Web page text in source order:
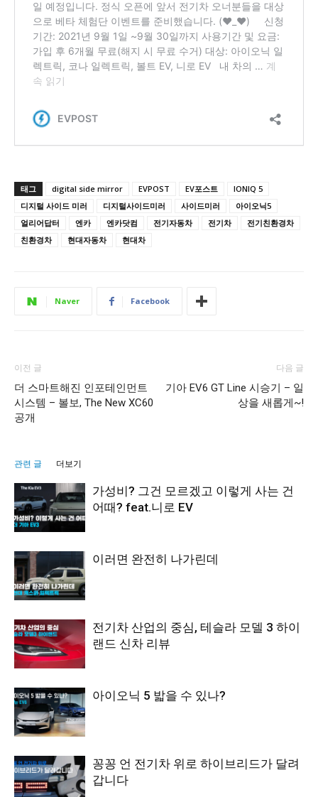
태그 digital side mirror EVPOST EV포스트
IONIQ 5
디지털 사이드 미러
디지털사이드미러 사이드미러
아이오닉5
얼리어답터
엔카 엔카닷컴 전기자동차 전기차
전기친환경차
친환경차
현대자동차 현대차
Naver Facebook
이전 글
더 스마트해진 인포테인먼트
시스템 – 볼보, The New XC60
공개
다음 글
기아 EV6 GT Line 시승기 – 일
상을 새롭게~!
관련 글 더보기
가성비? 그건 모르겠고 이렇게 사는 건
어때? feat.니로 EV
이러면 완전히 나가린데
전기차 산업의 중심, 테슬라 모델 3 하이
랜드 신차 리뷰
아이오닉 5 밟을 수 있나?
꽁꽁 언 전기차 위로 하이브리드가 달려
갑니다